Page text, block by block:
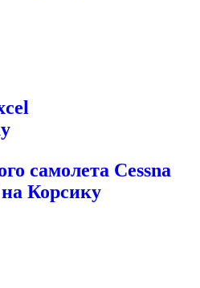
самолета Cessna
Корсику